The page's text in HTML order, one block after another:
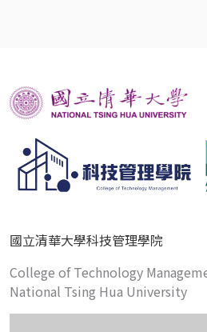
國立清華大學科技管理學院
College of Technology
National Tsing Hua University